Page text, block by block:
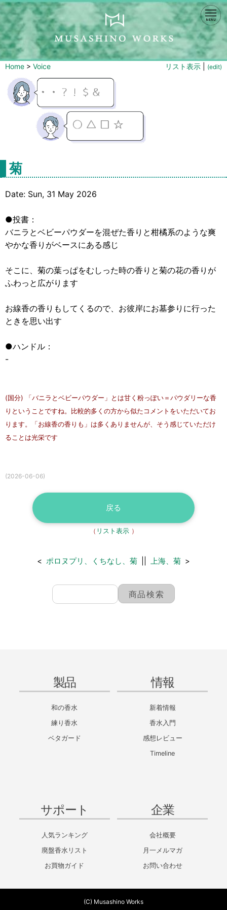
Home > Voice リスト表示 (edit)
菊
Date: Sun, 31 May 2026
●投書：
バニラとベビーパウダーを混ぜた香りと柑橘系のような爽
やかな香りがベースにある感じ
そこに、菊の葉っぱをむしった時の香りと菊の花の香りが
ふわっと広がります
お線香の香りもしてくるので、お彼岸にお墓参りに行った
ときを思い出す
●ハンドル：
-
(国分) 「バニラとベビーパウダー」とは甘く粉っぽい＝パウダリーな香
りということですね。比較的多くの方から似たコメントをいただいてお
ります。「お線香の香りも」は多くありませんが、そう感じていただけ
ることは光栄です
(2026-06-06)
戻る
（ リスト表示）
< ポロヌプリ、くちなし、菊 上海、菊 >
製品
和の香水
練り香水
ベタガード
情報
新着情報
香水入門
感想レビュー
Timeline
サポート
人気ランキング
廃盤香水リスト
お買物ガイド
企業
会社概要
月一メルマガ
お問い合わせ
(C) Musashino Works